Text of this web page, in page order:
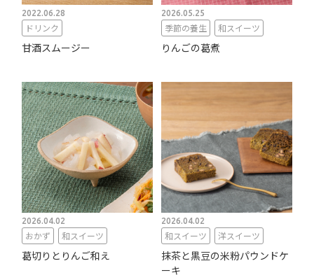
2022.06.28
ドリンク
甘酒スムージー
2026.05.25
季節の養生 和スイーツ
りんごの葛煮
2026.04.02
おかず 和スイーツ
葛切りとりんご和え
2026.04.02
和スイーツ 洋スイーツ
抹茶と黒豆の米粉パウンドケ
ーキ